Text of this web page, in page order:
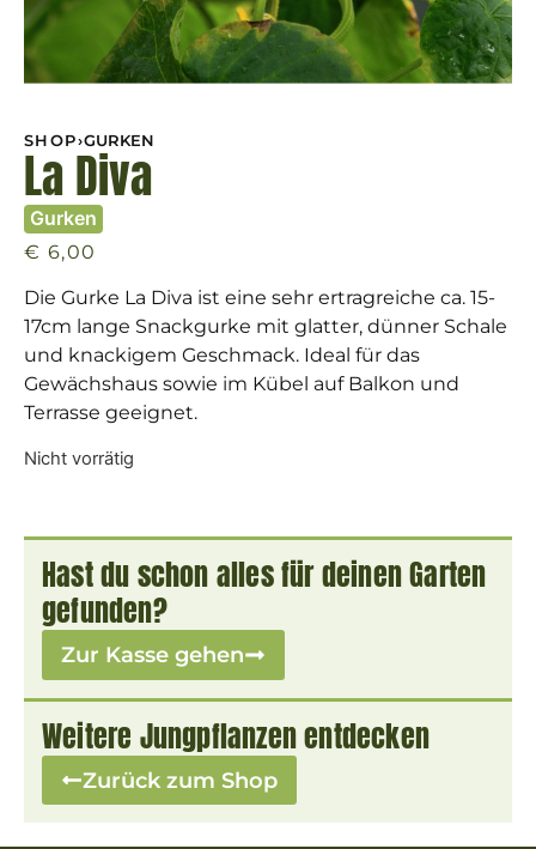
SHOP›GURKEN
La Diva
Gurken
€ 6,00
Die Gurke La Diva ist eine sehr ertragreiche ca. 15-
17cm lange Snackgurke mit glatter, dünner Schale
und knackigem Geschmack. Ideal für das
Gewächshaus sowie im Kübel auf Balkon und
Terrasse geeignet.
Nicht vorrätig
Weitere Jungpflanzen entdecken
Zurück zum Shop
Hast du schon alles für deinen Garten
gefunden?
Zur Kasse gehen